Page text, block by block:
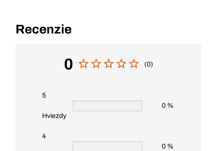
Recenzie
0 (0)
5
Hviezdy
0 %
4
0 %